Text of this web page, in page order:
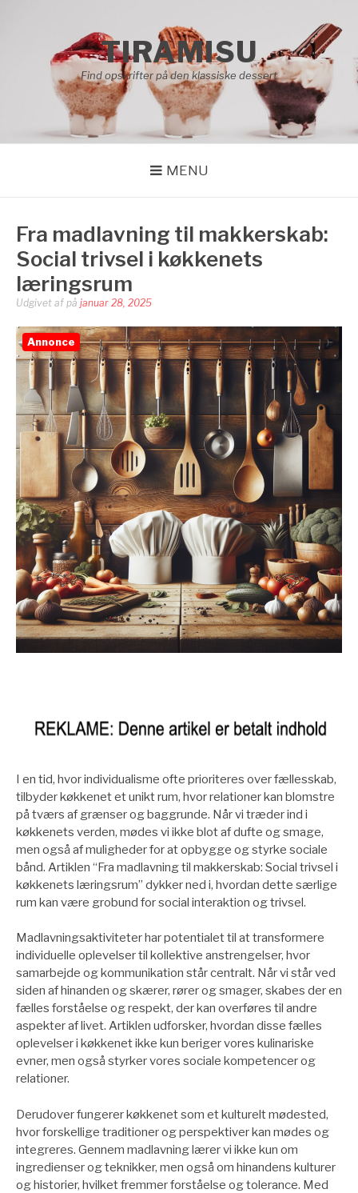
TIRAMISU
Find opskrifter på den klassiske dessert
MENU
Fra madlavning til makkerskab:
Social trivsel i køkkenets
læringsrum
Udgivet af på januar 28, 2025
Annonce
I en tid, hvor individualisme ofte prioriteres over fællesskab,
tilbyder køkkenet et unikt rum, hvor relationer kan blomstre
på tværs af grænser og baggrunde. Når vi træder ind i
køkkenets verden, mødes vi ikke blot af dufte og smage,
men også af muligheder for at opbygge og styrke sociale
bånd. Artiklen “Fra madlavning til makkerskab: Social trivsel i
køkkenets læringsrum” dykker ned i, hvordan dette særlige
rum kan være grobund for social interaktion og trivsel.
Madlavningsaktiviteter har potentialet til at transformere
individuelle oplevelser til kollektive anstrengelser, hvor
samarbejde og kommunikation står centralt. Når vi står ved
siden af hinanden og skærer, rører og smager, skabes der en
fælles forståelse og respekt, der kan overføres til andre
aspekter af livet. Artiklen udforsker, hvordan disse fælles
oplevelser i køkkenet ikke kun beriger vores kulinariske
evner, men også styrker vores sociale kompetencer og
relationer.
Derudover fungerer køkkenet som et kulturelt mødested,
hvor forskellige traditioner og perspektiver kan mødes og
integreres. Gennem madlavning lærer vi ikke kun om
ingredienser og teknikker, men også om hinandens kulturer
og historier, hvilket fremmer forståelse og tolerance. Med